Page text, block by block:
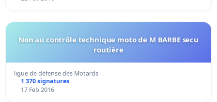
Non au contrôle technique moto de M BARBE secu
routière
ligue de défense des Motards
1 370 signatures
17 Feb 2016